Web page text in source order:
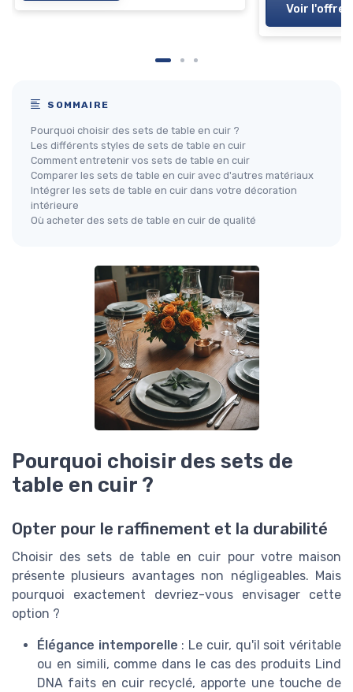
Voir l'offre
SOMMAIRE
Pourquoi choisir des sets de table en cuir ?
Les différents styles de sets de table en cuir
Comment entretenir vos sets de table en cuir
Comparer les sets de table en cuir avec d'autres matériaux
Intégrer les sets de table en cuir dans votre décoration
intérieure
Où acheter des sets de table en cuir de qualité
Pourquoi choisir des sets de
table en cuir ?
Opter pour le raffinement et la durabilité
Choisir des sets de table en cuir pour votre maison
présente plusieurs avantages non négligeables. Mais
pourquoi exactement devriez-vous envisager cette
option ?
Élégance intemporelle : Le cuir, qu'il soit véritable
ou en simili, comme dans le cas des produits Lind
DNA faits en cuir recyclé, apporte une touche de